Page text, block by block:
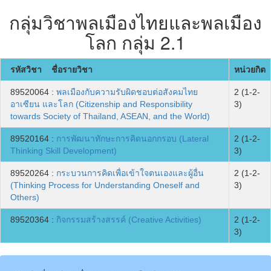
กลุ่มวิชาพลเมืองไทยและพลเมือง
โลก กลุ่ม 2.1
รหัสวิชา ชื่อรายวิชา หน่วยกิต
89520064 : พลเมืองกับความรับผิดชอบต่อสังคมไทย
อาเซียน และโลก (Citizenship and Responsibility
towards Society of Thailand, ASEAN, and the World)
2 (1-2-
3)
89520164 : การพัฒนาทักษะการคิดนอกกรอบ (Lateral
Thinking Skill Development)
2 (1-2-
3)
89520264 : กระบวนการคิดเพื่อเข้าใจตนเองและผู้อื่น
(Thinking Process for Understanding Oneself and
Others)
2 (1-2-
3)
89520364 : กิจกรรมสร้างสรรค์ (Creative Activities)
2 (1-2-
3)